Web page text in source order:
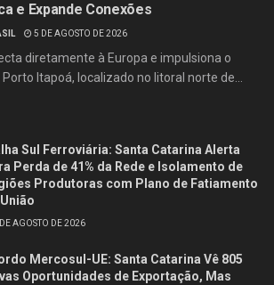
e Expande Conexões
5 DE AGOSTO DE 2026
diretamente à Europa e impulsiona o
Itapoá, localizado no litoral norte de...
Sul Ferroviária: Santa Catarina Alerta
Perda de 41% da Rede e Isolamento de
Produtoras com Plano de Fatiamento
AGOSTO DE 2026
Mercosul-UE: Santa Catarina Vê 805
Oportunidades de Exportação, Mas